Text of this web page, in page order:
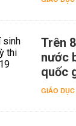
Trên
nước
quốc
GIÁO DỤC